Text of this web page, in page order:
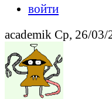
войти
academik Ср, 26/03/